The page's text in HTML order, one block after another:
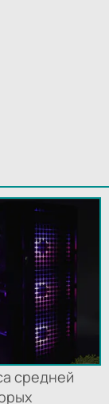
средней